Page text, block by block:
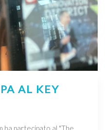
AL KEY
ha partecipato al "The